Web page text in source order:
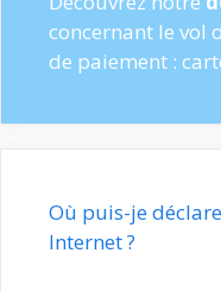
concernant le vol
de paiement :
Où puis-je
Internet ?